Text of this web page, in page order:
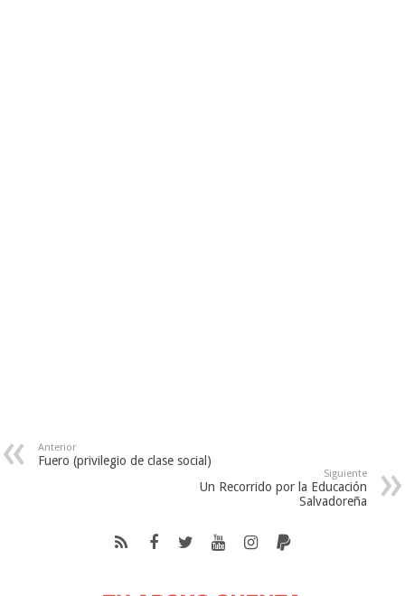
Anterior
Fuero (privilegio de clase social)
Siguiente
Un Recorrido por la Educación
Salvadoreña